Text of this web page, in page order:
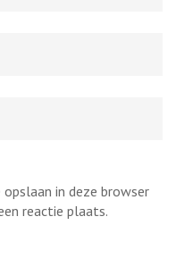
in deze browser
reactie plaats.